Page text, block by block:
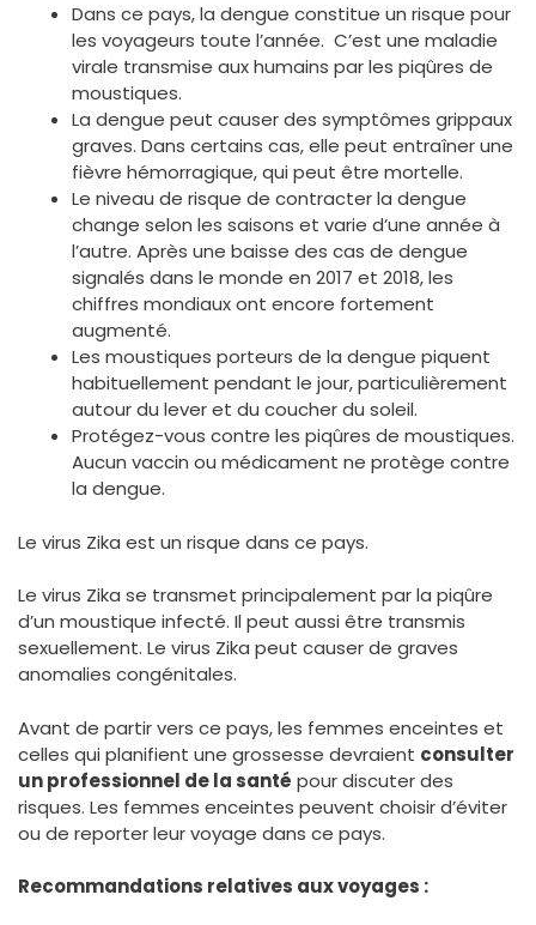
Dans ce pays, la dengue constitue un risque pour
les voyageurs toute l’année. C’est une maladie
virale transmise aux humains par les piqûres de
moustiques.
La dengue peut causer des symptômes grippaux
graves. Dans certains cas, elle peut entraîner une
fièvre hémorragique, qui peut être mortelle.
Le niveau de risque de contracter la dengue
change selon les saisons et varie d’une année à
l’autre. Après une baisse des cas de dengue
signalés dans le monde en 2017 et 2018, les
chiffres mondiaux ont encore fortement
augmenté.
Les moustiques porteurs de la dengue piquent
habituellement pendant le jour, particulièrement
autour du lever et du coucher du soleil.
Protégez-vous contre les piqûres de moustiques.
Aucun vaccin ou médicament ne protège contre
la dengue.
Le virus Zika est un risque dans ce pays.
Le virus Zika se transmet principalement par la piqûre
d’un moustique infecté. Il peut aussi être transmis
sexuellement. Le virus Zika peut causer de graves
anomalies congénitales.
Avant de partir vers ce pays, les femmes enceintes et
celles qui planifient une grossesse devraient consulter
un professionnel de la santé pour discuter des
risques. Les femmes enceintes peuvent choisir d’éviter
ou de reporter leur voyage dans ce pays.
Recommandations relatives aux voyages :